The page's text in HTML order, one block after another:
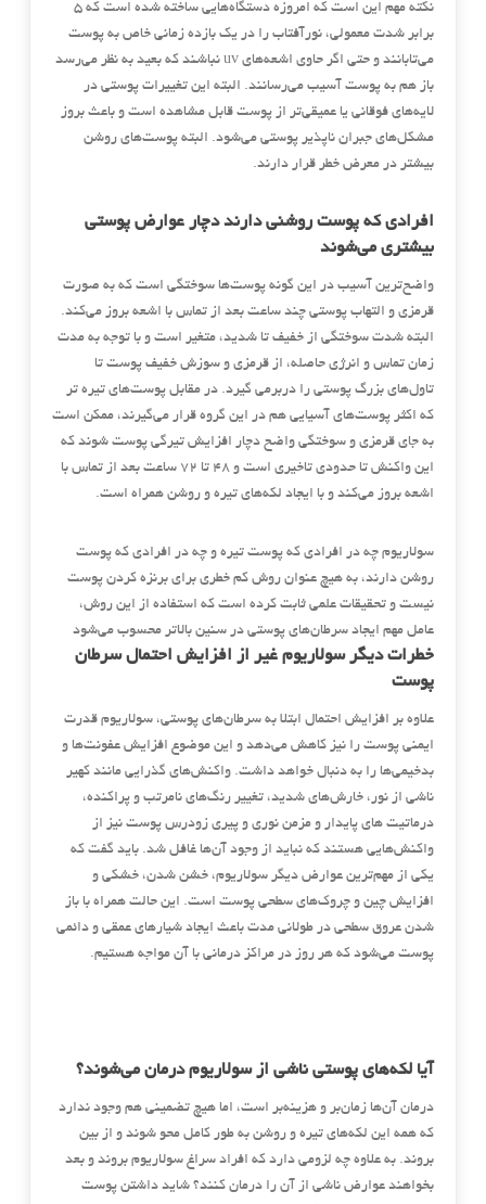
نکته مهم این است که امروزه دستگاه‌هایی ساخته شده است که 5
برابر شدت معمولی، نورآفتاب را در یک بازده زمانی خاص به پوست
می‌تابانند و حتی اگر حاوی اشعه‌های uv نباشند که بعید به نظر می‌رسد
باز هم به پوست آسیب می‌رسانند. البته این تغییرات پوستی در
لایه‌های فوقانی یا عمیقی‌تر از پوست قابل مشاهده است و باعث بروز
مشکل‌های جبران ناپذیر پوستی می‌شود. البته پوست‌های روشن
بیشتر در معرض خطر قرار دارند.
افرادی که پوست روشنی دارند دچار عوارض پوستی
بیشتری می‌شوند
واضح‌ترین آسیب در این گونه پوست‌ها سوختگی است که به صورت
قرمزی و التهاب پوستی چند ساعت بعد از تماس با اشعه بروز می‌کند.
البته شدت سوختگی از خفیف تا شدید، متغیر است و با توجه به مدت
زمان تماس و انرژی حاصله، از قرمزی و سوزش خفیف پوست تا
تاول‌های بزرگ پوستی را دربرمی گیرد. در مقابل پوست‌های تیره تر
که اکثر پوست‌های آسیایی هم در این گروه قرار می‌گیرند، ممکن است
به جای قرمزی و سوختگی واضح دچار افزایش تیرگی پوست شوند که
این واکنش تا حدودی تاخیری است و 48 تا 72 ساعت بعد از تماس با
اشعه بروز می‌کند و با ایجاد لکه‌های تیره و روشن همراه است.
سولاریوم چه در افرادی که پوست تیره و چه در افرادی که پوست
روشن دارند، به هیچ عنوان روش کم خطری برای برنزه کردن پوست
نیست و تحقیقات علمی ثابت کرده است که استفاده از این روش،
عامل مهم ایجاد سرطان‌های پوستی در سنین بالاتر محسوب می‌شود
خطرات دیگر سولاریوم غیر از افزایش احتمال سرطان
پوست
علاوه بر افزایش احتمال ابتلا به سرطان‌های پوستی، سولاریوم قدرت
ایمنی پوست را نیز کاهش می‌دهد و این موضوع افزایش عفونت‌ها و
بدخیمی‌ها را به دنبال خواهد داشت. واکنش‌های گذرایی مانند کهیر
ناشی از نور، خارش‌های شدید، تغییر رنگ‌های نامرتب و پراکنده،
درماتیت های پایدار و مزمن نوری و پیری زودرس پوست نیز از
واکنش‌هایی هستند که نباید از وجود آن‌ها غافل شد. باید گفت که
یکی از مهم‌ترین عوارض دیگر سولاریوم، خشن شدن، خشکی و
افزایش چین و چروک‌های سطحی پوست است. این حالت همراه با باز
شدن عروق سطحی در طولانی مدت باعث ایجاد شیارهای عمقی و دائمی
پوست می‌شود که هر روز در مراکز درمانی با آن مواجه هستیم.
آیا لکه‌های پوستی ناشی از سولاریوم درمان می‌شوند؟
درمان آن‌ها زمان‌بر و هزینه‌بر است، اما هیچ تضمینی هم وجود ندارد
که همه این لکه‌های تیره و روشن به طور کامل محو شوند و از بین
بروند. به علاوه چه لزومی دارد که افراد سراغ سولاریوم بروند و بعد
بخواهند عوارض ناشی از آن را درمان کنند؟ شاید داشتن پوست